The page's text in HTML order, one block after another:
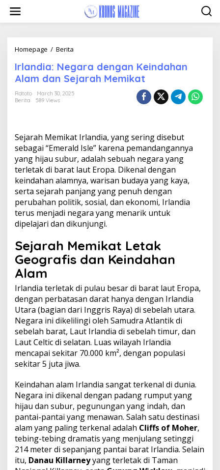
content
Homepage / Berita
dengan
Keindahan
Alam
dan
Irlandia: Negara dengan Keindahan
Alam dan Sejarah Memikat
Rdtoto
March 30, 2025
Berita
589 Views
Sejarah Memikat Irlandia, yang sering disebut
sebagai “Emerald Isle” karena pemandangannya
yang hijau subur, adalah sebuah negara yang
terletak di barat laut Eropa. Dikenal dengan
keindahan alamnya, warisan budaya yang kaya,
serta sejarah panjang yang penuh dengan
perubahan politik, sosial, dan ekonomi, Irlandia
terus menjadi negara yang menarik untuk
dipelajari dan dikunjungi.
Sejarah Memikat Letak
Geografis dan Keindahan
Alam
Irlandia terletak di pulau besar di barat laut Eropa,
dengan perbatasan darat hanya dengan Irlandia
Utara (bagian dari Inggris Raya) di sebelah utara.
Negara ini dikelilingi oleh Samudra Atlantik di
sebelah barat, Laut Irlandia di sebelah timur, dan
Laut Celtic di selatan. Luas wilayah Irlandia
mencapai sekitar 70.000 km², dengan populasi
sekitar 5 juta jiwa.
Keindahan alam Irlandia sangat terkenal di dunia.
Negara ini dikenal dengan padang rumput yang
hijau dan subur, pegunungan yang indah, dan
pantai-pantai yang menawan. Salah satu destinasi
alam yang paling terkenal adalah Cliffs of Moher,
tebing-tebing dramatis yang menjulang setinggi
214 meter di sepanjang pantai barat Irlandia. Selain
itu, Danau Killarneyyang terletak di Taman